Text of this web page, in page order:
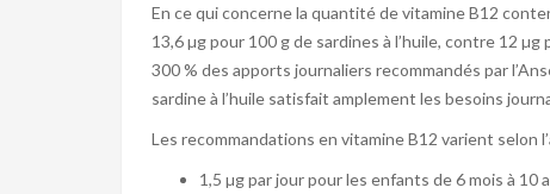
En ce qui concerne la quantité de vitamine B12
13,6 µg pour 100 g de sardines à l’huile, contre 12
300 % des apports journaliers recommandés par
sardine à l’huile satisfait amplement les besoins
Les recommandations en vitamine B12 varient selon
1,5 µg par jour pour les enfants de 6 mois à 10